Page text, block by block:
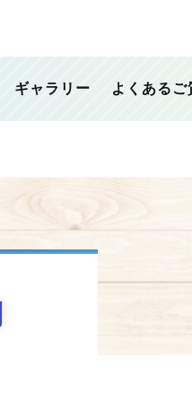
ギャラリー よくあるご